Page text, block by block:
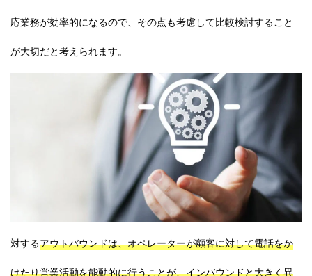
応業務が効率的になるので、その点も考慮して比較検討すること
が大切だと考えられます。
対するアウトバウンドは、オペレーターが顧客に対して電話をか
けたり営業活動を能動的に行うことが、インバウンドと大きく異